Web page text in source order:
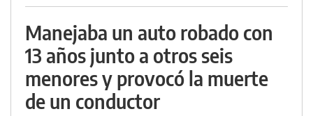
Manejaba un auto robado con
13 años junto a otros seis
menores y provocó la muerte
de un conductor